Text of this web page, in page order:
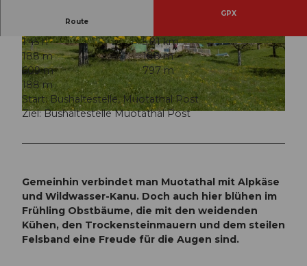
© Manuela Gili, Schwyz Tourismus |CC-BY
© Manuela Gili, Schwyz Tourismus |CC-BY © Manuela Gili, Schwyz Tourismus |CC-BY
Route
GPX
1:45 h
5,81 km
188 m
188 m
609 m
797 m
188 m
Start: Bushaltestelle, Muotathal Post
Ziel: Bushaltestelle Muotathal Post
Gemeinhin verbindet man Muotathal mit Alpkäse
und Wildwasser-Kanu. Doch auch hier blühen im
Frühling Obstbäume, die mit den weidenden
Kühen, den Trockensteinmauern und dem steilen
Felsband eine Freude für die Augen sind.